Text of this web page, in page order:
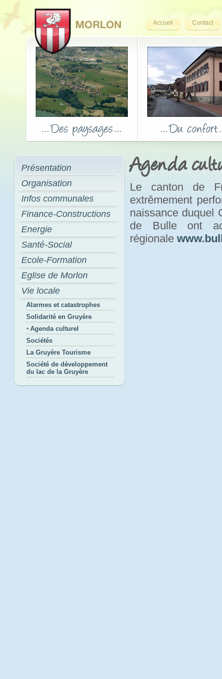
Accueil Contact
Présentation
Organisation
Infos communales
Finance-Constructions
Energie
Santé-Social
Ecole-Formation
Eglise de Morlon
Vie locale
Alarmes et catastrophes
Solidarité en Gruyère
Agenda culturel
Sociétés
La Gruyère Tourisme
Société de développement
du lac de la Gruyère
Agenda
Le canton de
extrêmement
naissance duquel
de Bulle ont
régionale